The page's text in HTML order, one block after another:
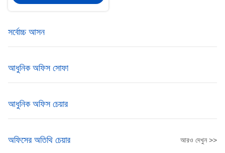
সর্বোচ্চ আসন
আধুনিক অফিস সোফা
আধুনিক অফিস চেয়ার
অফিসের অতিথি চেয়ার আরও দেখুন >>